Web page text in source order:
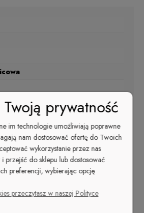
prywatność
im technologie umożliwiają poprawne
nam dostosować ofertę do Twoich
wykorzystanie przez nas
przejść do sklepu lub dostosować
preferencji, wybierając opcję
przeczytasz w naszej Polityce